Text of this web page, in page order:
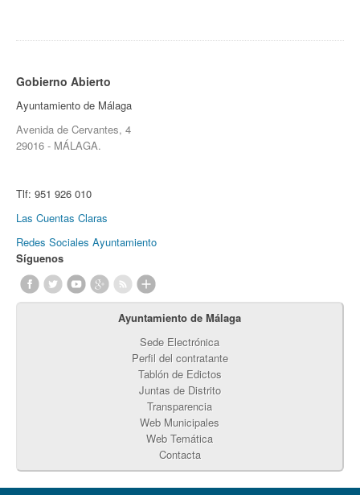
Gobierno Abierto
Ayuntamiento de Málaga
Avenida de Cervantes, 4
29016 - MÁLAGA.
Tlf: 951 926 010
Las Cuentas Claras
Redes Sociales Ayuntamiento
Síguenos
Ayuntamiento de Málaga
Sede Electrónica
Perfil del contratante
Tablón de Edictos
Juntas de Distrito
Transparencia
Web Municipales
Web Temática
Contacta